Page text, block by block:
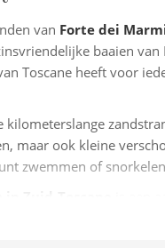
van Forte dei
baaien van
Toscane heeft voor
kilometerslange
maar ook kleine
zwemmen of
natuur en minder